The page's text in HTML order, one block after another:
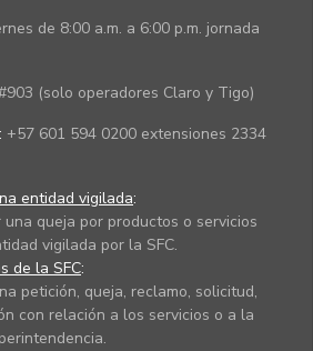
de 8:00 a.m. a 6:00 p.m. jornada
(solo operadores Claro y Tigo)
+57 601 594 0200 extensiones 2334
entidad vigilada:
queja por productos o servicios
vigilada por la SFC.
de la SFC:
petición, queja, reclamo, solicitud,
con relación a los servicios o a la